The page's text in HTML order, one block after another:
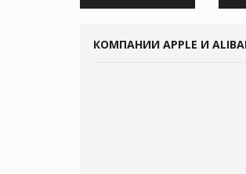
КОМПАНИИ APPLE И